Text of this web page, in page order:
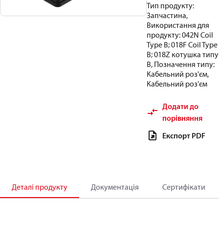
Тип продукту:
Запчастина,
Використання для
продукту: 042N Coil
Type B; 018F Coil Type
B; 018Z котушка типу
B, Позначення типу:
Кабельний роз'єм,
Кабельний роз'єм
Додати до
порівняння
Експорт PDF
Деталі продукту Документація Сертифікати